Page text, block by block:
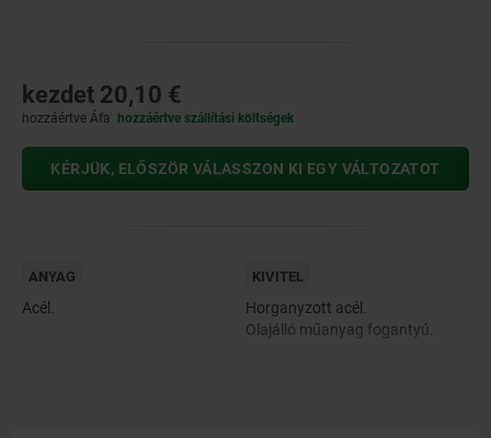
kezdet 20,10 €
hozzáértve Áfa hozzáértve szállítási költségek
KÉRJÜK, ELŐSZÖR VÁLASSZON KI EGY VÁLTOZATOT
ANYAG
Acél.
KIVITEL
Horganyzott acél.
Olajálló műanyag fogantyú.